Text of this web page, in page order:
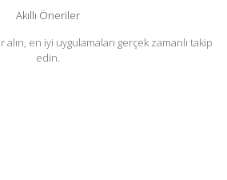
Akıllı Öneriler
en iyi uygulamaları gerçek zamanlı takip
edin.